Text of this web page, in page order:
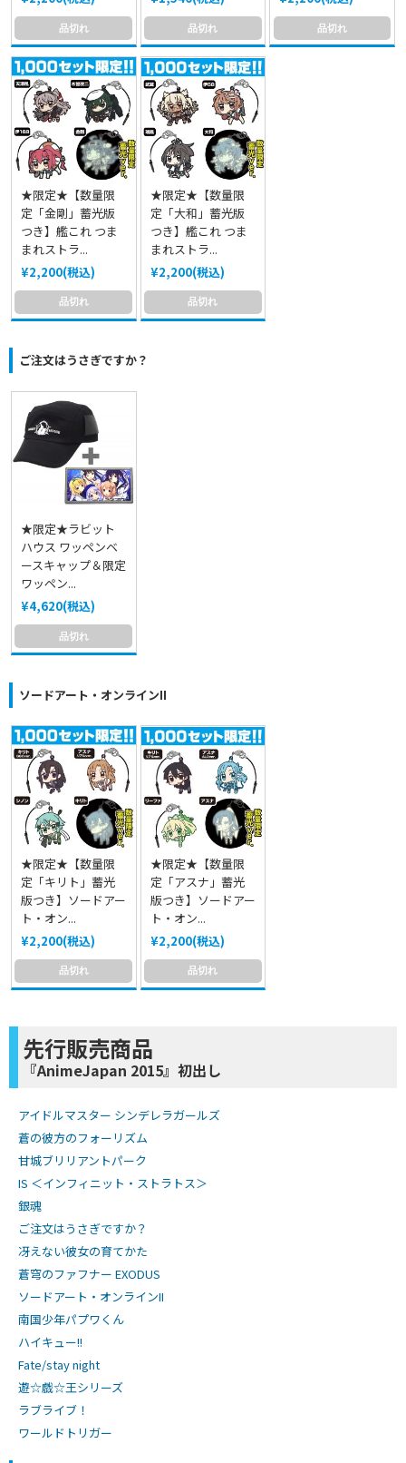
品切れ 品切れ 品切れ
★限定★【数量限
定「金剛」蓄光版
つき】艦これ つま
まれストラ...
¥2,200(税込)
品切れ
★限定★【数量限
定「大和」蓄光版
つき】艦これ つま
まれストラ...
¥2,200(税込)
品切れ
ご注文はうさぎですか？
★限定★ラビット
ハウス ワッペンベ
ースキャップ＆限定
ワッペン...
¥4,620(税込)
品切れ
ソードアート・オンラインII
★限定★【数量限
定「キリト」蓄光
版つき】ソードアー
ト・オン...
¥2,200(税込)
品切れ
★限定★【数量限
定「アスナ」蓄光
版つき】ソードアー
ト・オン...
¥2,200(税込)
品切れ
先行販売商品
『AnimeJapan 2015』初出し
アイドルマスター シンデレラガールズ
蒼の彼方のフォーリズム
甘城ブリリアントパーク
IS ＜インフィニット・ストラトス＞
銀魂
ご注文はうさぎですか？
冴えない彼女の育てかた
蒼穹のファフナー EXODUS
ソードアート・オンラインII
南国少年パプワくん
ハイキュー!!
Fate/stay night
遊☆戯☆王シリーズ
ラブライブ！
ワールドトリガー